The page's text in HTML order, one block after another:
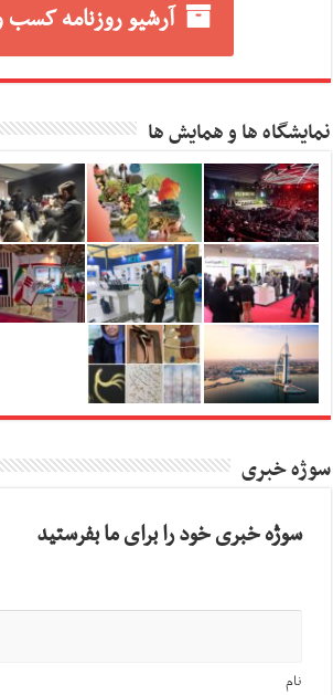
آرشیو روزنامه کسب
نمایشگاه ها و همایش ها
سوژه خبری
سوژه خبری خود را برای ما بفرستید
نام